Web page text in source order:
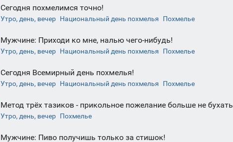
Сегодня похмелимся точно!
Утро, день, вечер Национальный день похмелья Похмелье
Мужчине: Приходи ко мне, налью чего-нибудь!
Утро, день, вечер Национальный день похмелья Похмелье
Сегодня Всемирный день похмелья!
Утро, день, вечер Национальный день похмелья Похмелье
Метод трёх тазиков - прикольное пожелание больше не бухать
Утро, день, вечер Похмелье
Мужчине: Пиво получишь только за стишок!